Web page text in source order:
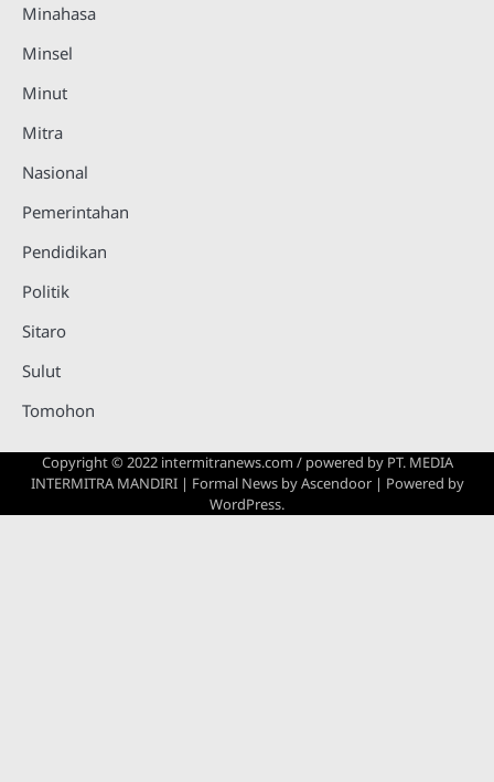
Minahasa
Minsel
Minut
Mitra
Nasional
Pemerintahan
Pendidikan
Politik
Sitaro
Sulut
Tomohon
Copyright © 2022 intermitranews.com / powered by PT. MEDIA
INTERMITRA MANDIRI| Formal News byAscendoor| Powered by
WordPress.